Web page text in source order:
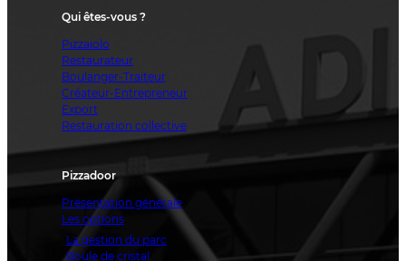
Qui êtes-vous ?
Pizzaiolo
Restaurateur
Boulanger-Traiteur
Créateur-Entrepreneur
Export
Restauration collective
Pizzadoor
Présentation générale
Les options
La gestion du parc
Boule de cristal